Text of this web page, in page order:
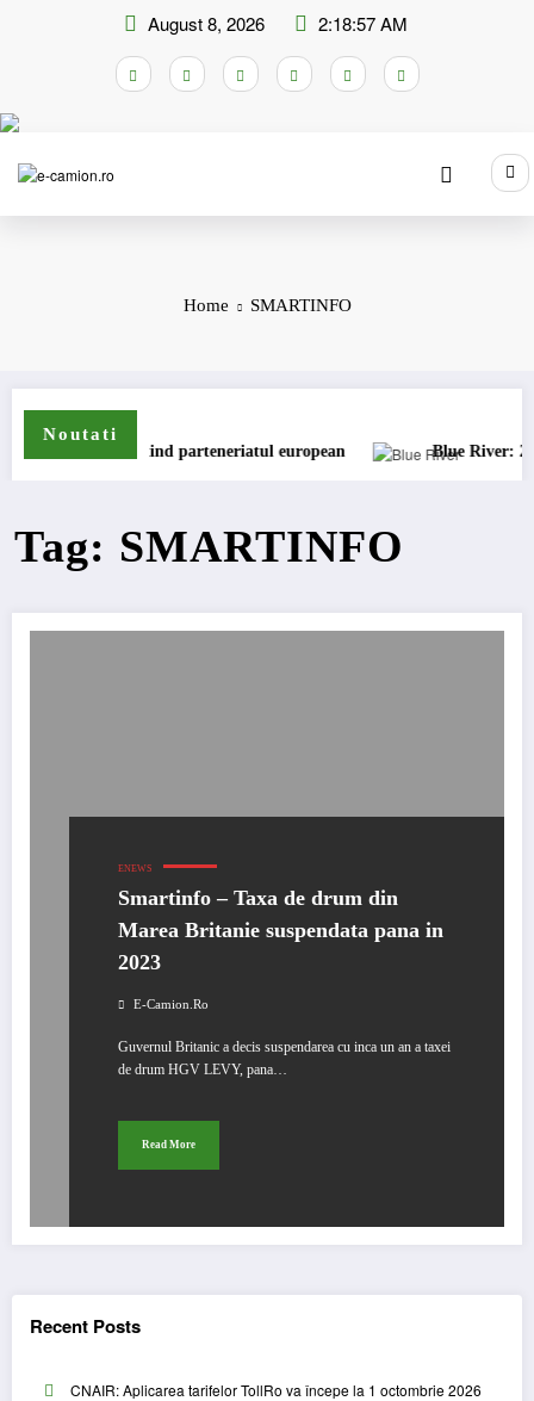
August 8, 2026 2:18:57 AM
Home SMARTINFO
Noutati
Shell își extind parteneriatul european Blue River: 26.123
Tag: SMARTINFO
ENEWS
Smartinfo – Taxa de drum din
Marea Britanie suspendata pana in
2023
E-Camion.ro
Guvernul Britanic a decis suspendarea cu inca un an a taxei
de drum HGV LEVY, pana…
Read More
Recent Posts
CNAIR: Aplicarea tarifelor TollRo va începe la 1 octombrie 2026